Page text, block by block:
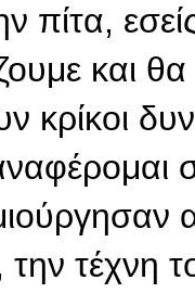
πίτα,
και
κρίκοι
την τέχνη